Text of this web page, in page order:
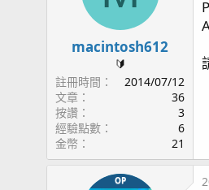
macintosh612
🔰
註冊時間
2014/07/12
文章
36
按讚
3
經驗點數
6
金幣
21
OP